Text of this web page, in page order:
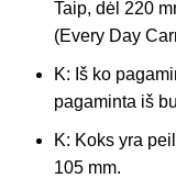
Taip, dėl 220
(Every Day
K: Iš ko
pagaminta iš
K: Koks yra
105 mm.